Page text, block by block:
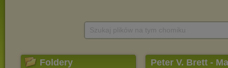
Foldery Peter V. Brett -